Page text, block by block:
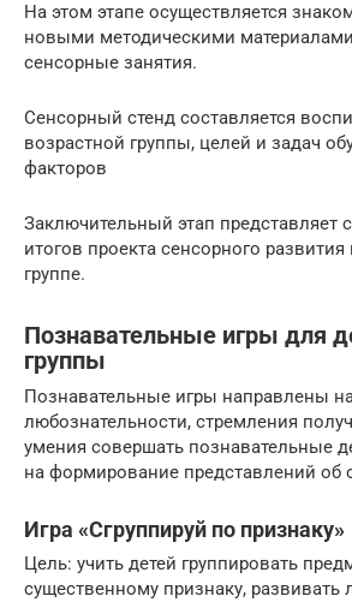
На этом этапе осуществляется
новыми методическими
сенсорные занятия.
Сенсорный стенд составляется
возрастной группы, целей и задач
факторов
Заключительный этап представляет
итогов проекта сенсорного
группе.
Познавательные игры для
группы
Познавательные игры направлены
любознательности, стремления
умения совершать познавательные
на формирование представлений
Игра «Сгруппируй по признаку»
Цель: учить детей группировать
существенному признаку, развивать